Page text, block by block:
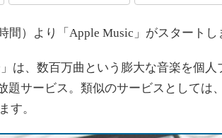
間）より「Apple Music」がスタートし
は、数百万曲という膨大な音楽を個人
題サービス。類似のサービスとしては
す。